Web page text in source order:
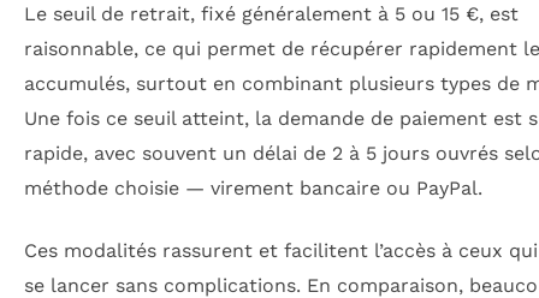
Le seuil de retrait, fixé généralement à 5 ou 15 €, est
raisonnable, ce qui permet de récupérer rapidement
accumulés, surtout en combinant plusieurs types de
Une fois ce seuil atteint, la demande de paiement est
rapide, avec souvent un délai de 2 à 5 jours ouvrés
méthode choisie — virement bancaire ou PayPal.
Ces modalités rassurent et facilitent l’accès à ceux
se lancer sans complications. En comparaison,